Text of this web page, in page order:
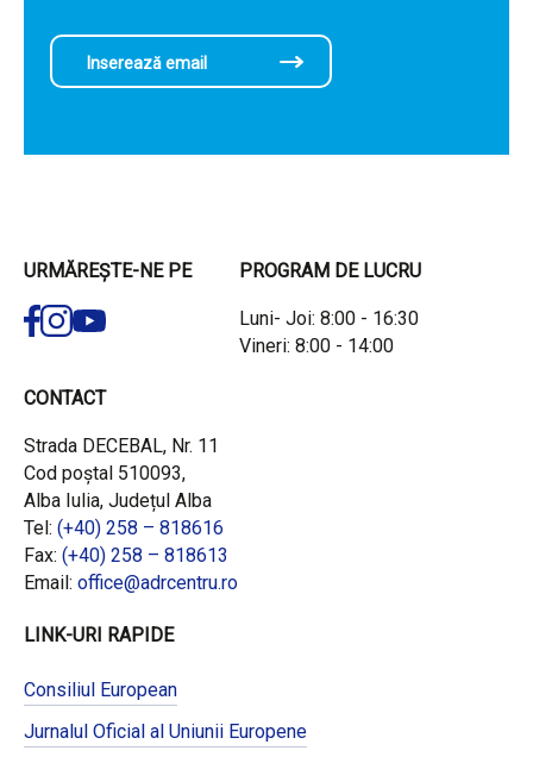
URMĂREȘTE-NE PE PROGRAM DE LUCRU
Luni- Joi: 8:00 - 16:30
Vineri: 8:00 - 14:00
CONTACT
Strada DECEBAL, Nr. 11
Cod poștal 510093,
Alba Iulia, Județul Alba
Tel: (+40) 258 – 818616
Fax: (+40) 258 – 818613
Email: office@adrcentru.ro
LINK-URI RAPIDE
Consiliul European
Jurnalul Oficial al Uniunii Europene